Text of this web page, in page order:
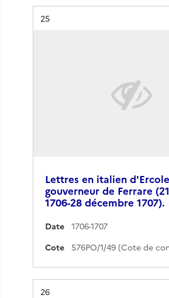
Résultat n°
25
Lettres en italien
gouverneur de Ferrare
1706-28 décembre 1707).
Date
1706-1707
Cote
576PO/1/49 (Cote de
Résultat n°
26